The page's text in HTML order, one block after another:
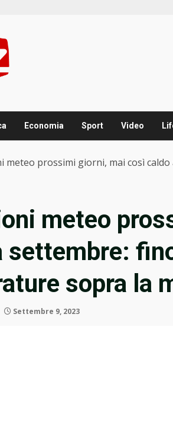
Economia Sport Video
meteo prossimi giorni, mai così
meteo
settembre:
sopra la
Settembre 9, 2023